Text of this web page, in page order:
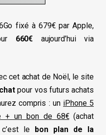
fixé à 679€ par Apple,
660€ aujourd’hui via
cet achat de Noël, le site
pour vos futurs achats
compris : un iPhone 5
+ un bon de 68€(achat
le
bon plan de la